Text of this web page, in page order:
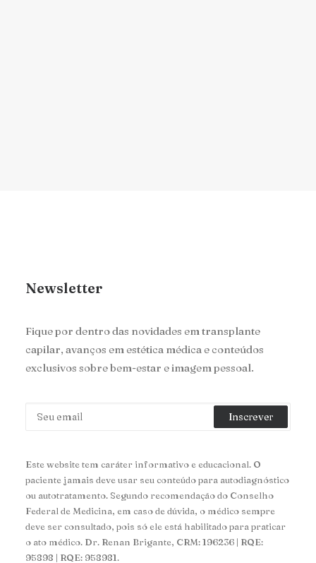
Newsletter
Fique por dentro das novidades em transplante
capilar, avanços em estética médica e conteúdos
exclusivos sobre bem-estar e imagem pessoal.
Este website tem caráter informativo e educacional. O
paciente jamais deve usar seu conteúdo para autodiagnóstico
ou autotratamento. Segundo recomendação do Conselho
Federal de Medicina, em caso de dúvida, o médico sempre
deve ser consultado, pois só ele está habilitado para praticar
o ato médico. Dr. Renan Brigante, CRM: 196236 | RQE:
95898 | RQE: 958981.